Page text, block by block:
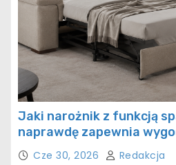
Jaki narożnik z funkcją
naprawdę zapewnia
Cze 30, 2026 Redakcja